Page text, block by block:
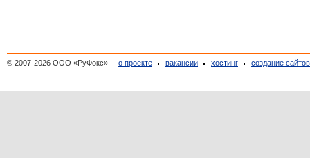
© 2007-2026 ООО «РуФокс» о проекте вакансии хостинг создание сайтов